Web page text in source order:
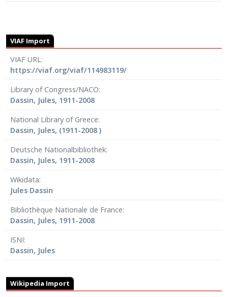
VIAF Import
VIAF URL
https://viaf.org/viaf/114983119/
Library of Congress/NACO
Dassin, Jules, 1911-2008
National Library of Greece
Dassin, Jules, (1911-2008 )
Deutsche Nationalbibliothek
Dassin, Jules, 1911-2008
Wikidata
Jules Dassin
Bibliothèque Nationale de France
Dassin, Jules, 1911-2008
ISNI
Dassin, Jules
Wikipedia Import